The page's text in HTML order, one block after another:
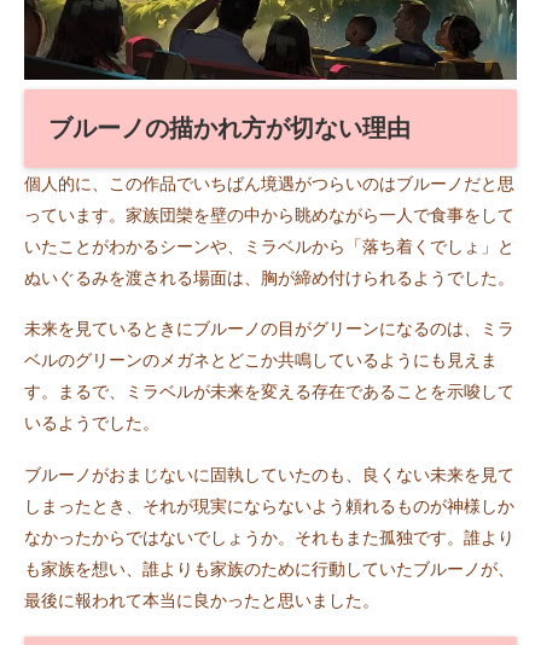
ブルーノの描かれ方が切ない理由
個人的に、この作品でいちばん境遇がつらいのはブルーノだと思
っています。家族団欒を壁の中から眺めながら一人で食事をして
いたことがわかるシーンや、ミラベルから「落ち着くでしょ」と
ぬいぐるみを渡される場面は、胸が締め付けられるようでした。
未来を見ているときにブルーノの目がグリーンになるのは、ミラ
ベルのグリーンのメガネとどこか共鳴しているようにも見えま
す。まるで、ミラベルが未来を変える存在であることを示唆して
いるようでした。
ブルーノがおまじないに固執していたのも、良くない未来を見て
しまったとき、それが現実にならないよう頼れるものが神様しか
なかったからではないでしょうか。それもまた孤独です。誰より
も家族を想い、誰よりも家族のために行動していたブルーノが、
最後に報われて本当に良かったと思いました。